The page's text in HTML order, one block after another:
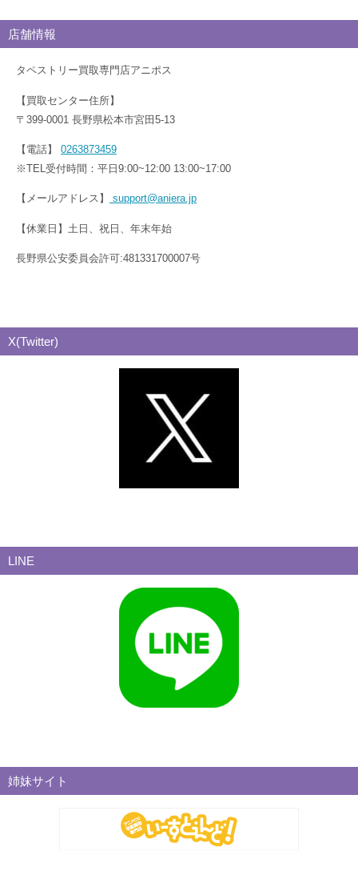
店舗情報
タペストリー買取専門店アニポス
【買取センター住所】
〒399-0001 長野県松本市宮田5-13
【電話】 0263873459
※TEL受付時間：平日9:00~12:00 13:00~17:00
【メールアドレス】 support@aniera.jp
【休業日】土日、祝日、年末年始
長野県公安委員会許可:481331700007号
X(Twitter)
LINE
姉妹サイト